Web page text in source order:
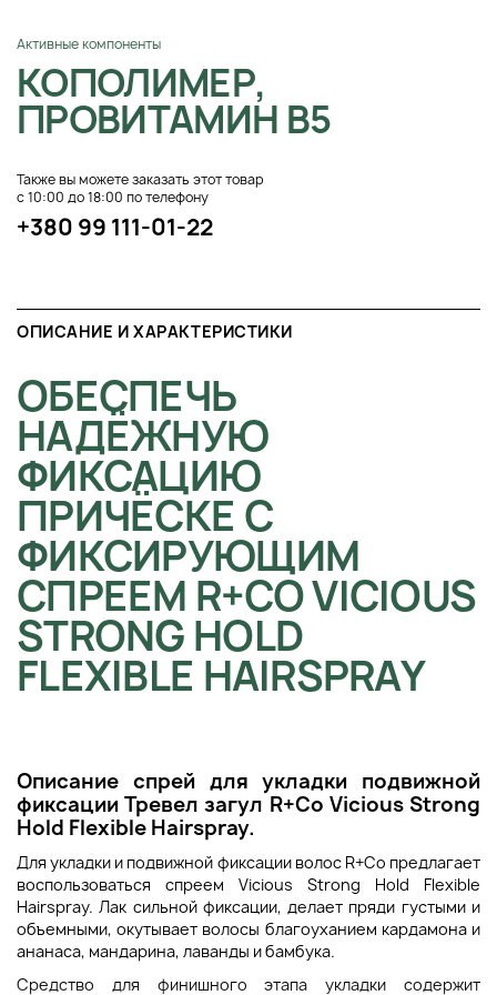
Активные компоненты
КОПОЛИМЕР,
ПРОВИТАМИН В5
Также вы можете заказать этот товар
с 10:00 до 18:00 по телефону
+380 99 111-01-22
ОПИСАНИЕ И ХАРАКТЕРИСТИКИ
ОБЕСПЕЧЬ
НАДЁЖНУЮ
ФИКСАЦИЮ
ПРИЧЁСКЕ С
ФИКСИРУЮЩИМ
СПРЕЕМ R+CO VICIOUS
STRONG HOLD
FLEXIBLE HAIRSPRAY
Описание спрей для укладки подвижной
фиксации Тревел загул R+Co Vicious Strong
Hold Flexible Hairspray.
Для укладки и подвижной фиксации волос R+Co предлагает
воспользоваться спреем Vicious Strong Hold Flexible
Hairspray. Лак сильной фиксации, делает пряди густыми и
объемными, окутывает волосы благоуханием кардамона и
ананаса, мандарина, лаванды и бамбука.
Средство для финишного этапа укладки содержит